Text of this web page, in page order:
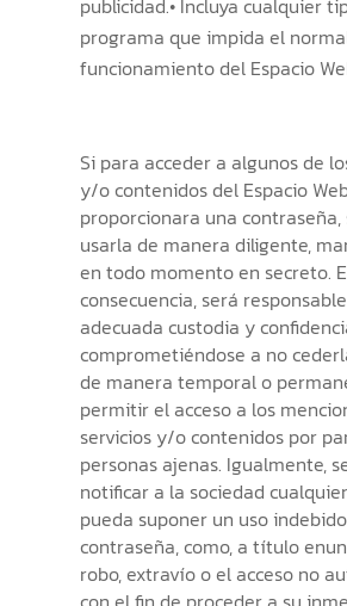
publicidad.• Incluya cualquier
programa que impida el
funcionamiento del Espacio
Si para acceder a algunos de
y/o contenidos del Espacio
proporcionara una contraseña,
usarla de manera diligente,
en todo momento en secreto.
consecuencia, será
adecuada custodia y
comprometiéndose a no
de manera temporal o
permitir el acceso a los
servicios y/o contenidos por
personas ajenas. Igualmente,
notificar a la sociedad
pueda suponer un uso
contraseña, como, a título
robo, extravío o el acceso no